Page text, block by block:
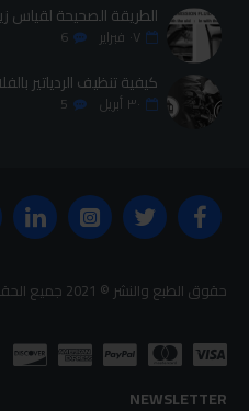
الطريقة الصحيحة لقياس
٠٧ فبراير 6
كيفية تنظيف الردياتير
٣٠ أبريل 5
حقوق الطبع والنشر © 2021 جميع الحقوق محفوظة sabrystores.com. من تصميم-
NEWSLETTER